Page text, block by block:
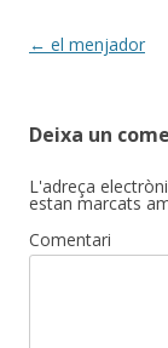
Post
← el menjador
Deixa un
L'adreça
estan marcats
Comentari